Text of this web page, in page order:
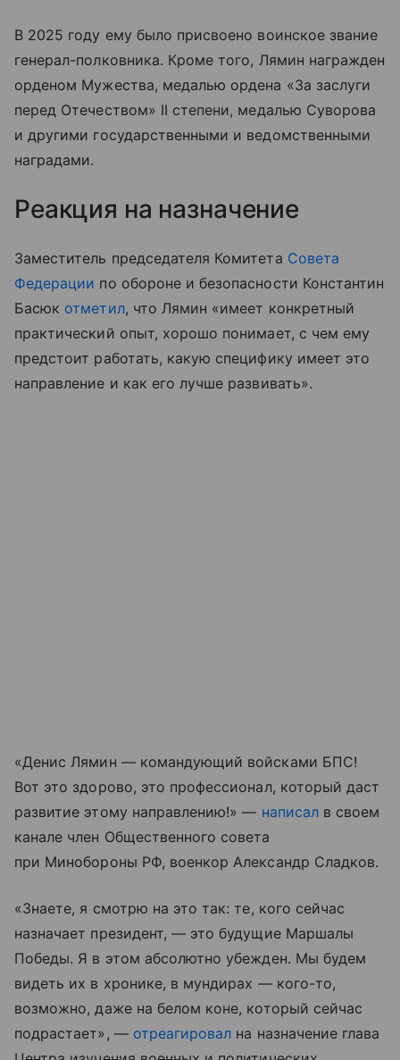
В 2025 году ему было присвоено воинское звание
генерал-полковника. Кроме того, Лямин награжден
орденом Мужества, медалью ордена «За заслуги
перед Отечеством» II степени, медалью Суворова
и другими государственными и ведомственными
наградами.
Реакция на назначение
Заместитель председателя Комитета Совета
Федерации по обороне и безопасности Константин
Басюк отметил, что Лямин «имеет конкретный
практический опыт, хорошо понимает, с чем ему
предстоит работать, какую специфику имеет это
направление и как его лучше развивать».
«Денис Лямин — командующий войсками БПС!
Вот это здорово, это профессионал, который даст
развитие этому направлению!» — написалв своем
канале член Общественного совета
при Минобороны РФ, военкор Александр Сладков.
«Знаете, я смотрю на это так: те, кого сейчас
назначает президент, — это будущие Маршалы
Победы. Я в этом абсолютно убежден. Мы будем
видеть их в хронике, в мундирах — кого-то,
возможно, даже на белом коне, который сейчас
подрастает», — отреагировал на назначение глава